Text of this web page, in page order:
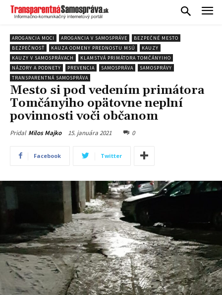
AROGANCIA MOCI AROGANCIA V SAMOSPRÁVE
BEZPEČNÉ MESTO
BEZPEČNOSŤ
KAUZA ODMENY PREDNOSTU MSÚ
KAUZY
KAUZY V SAMOSPRÁVACH
KLAMSTVÁ PRIMÁTORA TOMČÁNYIHO
NÁZORY A PODNETY
PREVENCIA SAMOSPRÁVA
SAMOSPRÁVY
TRANSPARENTNÁ SAMOSPRÁVA
Mesto si pod vedením primátora
Tomčányiho opätovne neplní
povinnosti voči občanom
Pridal Milos Majko 15. januára 2021 0
Facebook Twitter